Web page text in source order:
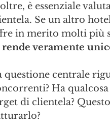
è essenziale
Se un altro
in merito molti più
rende veramente
questione centrale
Ha
di clientela?